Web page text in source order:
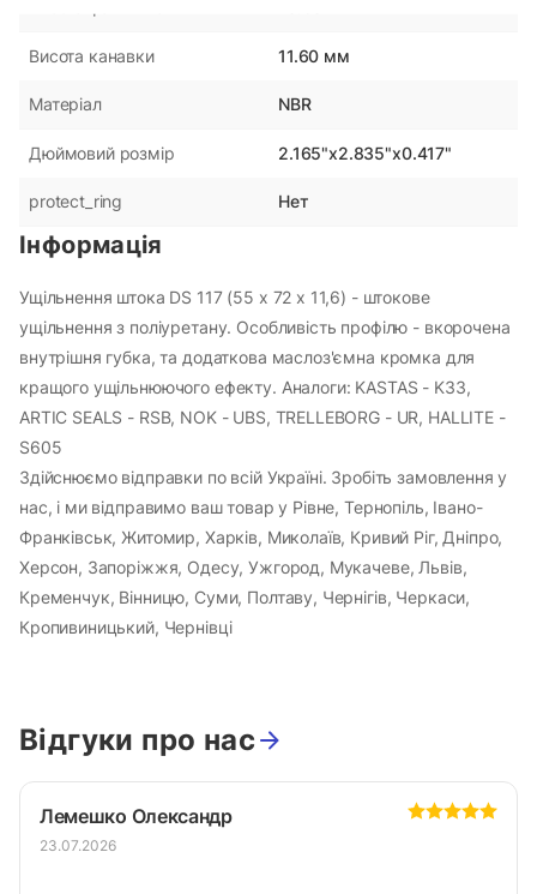
Висота канавки 11.60 мм
Матеріал NBR
Дюймовий розмір 2.165"x2.835"x0.417"
protect_ring Нет
Інформація
Ущільнення штока DS 117 (55 х 72 х 11,6) - штокове
ущільнення з поліуретану. Особливість профілю - вкорочена
внутрішня губка, та додаткова маслоз'ємна кромка для
кращого ущільнюючого ефекту. Аналоги: KASTAS - K33,
ARTIC SEALS - RSB, NOK - UBS, TRELLEBORG - UR, HALLITE -
S605
Здійснюємо відправки по всій Україні. Зробіть замовлення у
нас, і ми відправимо ваш товар у Рівне, Тернопіль, Івано-
Франківськ, Житомир, Харків, Миколаїв, Кривий Ріг, Дніпро,
Херсон, Запоріжжя, Одесу, Ужгород, Мукачеве, Львів,
Кременчук, Вінницю, Суми, Полтаву, Чернігів, Черкаси,
Кропивиницький, Чернівці
Відгуки про нас
Лемешко Олександр
23.07.2026